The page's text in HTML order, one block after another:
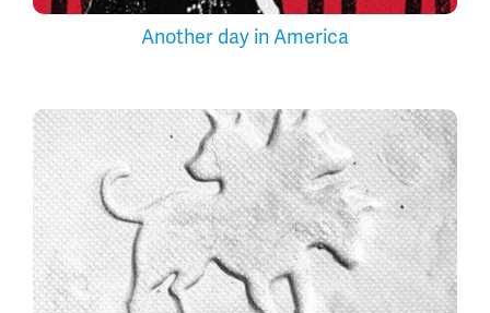
Another day in America